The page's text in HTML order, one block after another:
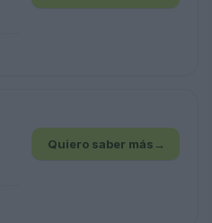
Quiero saber más →